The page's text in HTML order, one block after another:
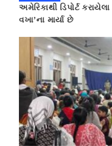
અમેરિકાથી ડિપોર્ટ
વખા’ના માર્યા છે